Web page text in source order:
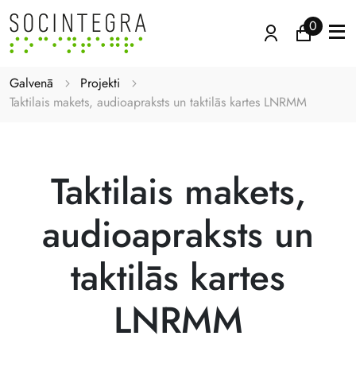
0
Galvenā
Projekti
Taktilais makets, audioapraksts un taktilās kartes LNRMM
Taktilais makets,
audioapraksts un
taktilās kartes
LNRMM